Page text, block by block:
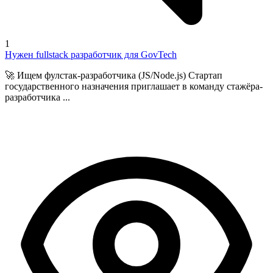
1
Нужен fullstack разработчик для GovTech
🚀 Ищем фулстак-разработчика (JS/Node.js) Стартап
государственного назначения приглашает в команду стажёра-
разработчика ...